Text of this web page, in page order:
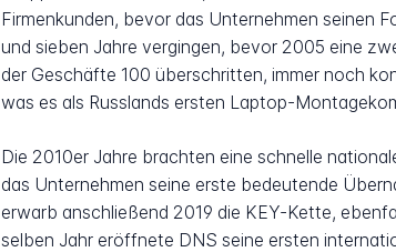
Firmenkunden, bevor das Unternehmen seinen
und sieben Jahre vergingen, bevor 2005 eine
der Geschäfte 100 überschritten, immer noch
was es als Russlands ersten Laptop-
Die 2010er Jahre brachten eine schnelle
das Unternehmen seine erste bedeutende
erwarb anschließend 2019 die KEY-Kette,
selben Jahr eröffnete DNS seine ersten